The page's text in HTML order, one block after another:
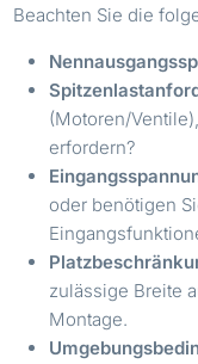
Beachten Sie die
(Motoren/
erfordern?
oder benötigen
zulässige Breite
Montage.